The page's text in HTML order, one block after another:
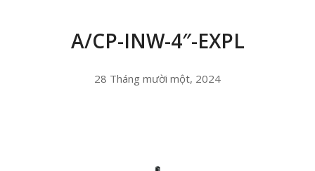
A/CP-INW-4″-EXPL
28 Tháng mười một, 2024